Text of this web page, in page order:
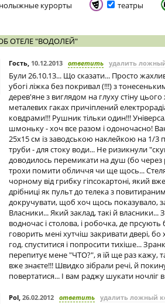
курорты театры
ОТЕЛЕ "ВОДОЛЕЙ"
Гость, 10.12.2013 ответить удалить
Були 26.10.13... Що сказати... Просто
убогі ліжка без покривал (!!!) з
дерев'яне з виглядом на глуху стіну
металевих гаках причіплений
ковдрами!!! Рушник тільки один!!!
шмоньку - хоч все разом і одоночасно!
25х15 см із заводською наклейкою на 1/3
труби - для стоку води... Не ризикнули
доводилось перемикати на душ (бо
трохи помити обличчя чи ще щось... Стеля
чорному від грибку гіпсокартоні, який
дрібниці як пульт до телека з
докручувати, щоб хоч щось показувало,
Власники... Який заклад, такі й
водночас і столова, і робочка, де
говорить мені хутчіш закривати двері,
год. спуститися і попросити тихіше...
перепитує мене "ЧТО?", я їй ще раз кажу,
вже знаєте!!! Швидко зібрали речі, й
повертатися... І вам раджу шукати ночліг
Pol, 26.02.2012 ответить удалить ложный